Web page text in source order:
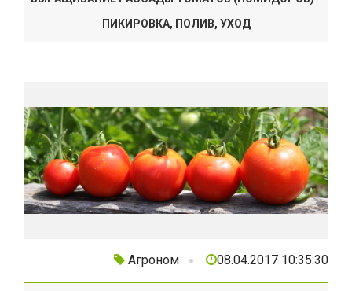
ПИКИРОВКА, ПОЛИВ, УХОД
Агроном 08.04.2017 10:35:30